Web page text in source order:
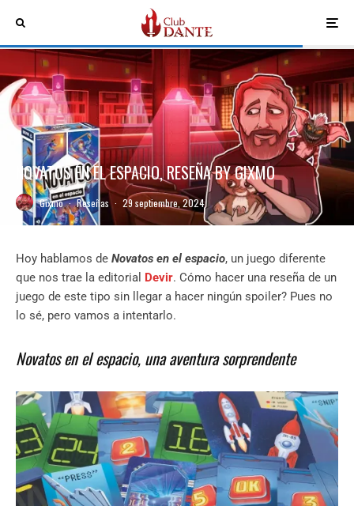
NOVATOS EN EL ESPACIO, RESEÑA BY GIXMO
Gixmo · Reseñas · 29 septiembre, 2024
Hoy hablamos de Novatos en el espacio, un juego diferente
que nos trae la editorial
Devir. Cómo hacer una reseña de un
juego de este tipo sin llegar a hacer ningún spoiler? Pues no
lo sé, pero vamos a intentarlo.
Novatos en el espacio, una aventura sorprendente